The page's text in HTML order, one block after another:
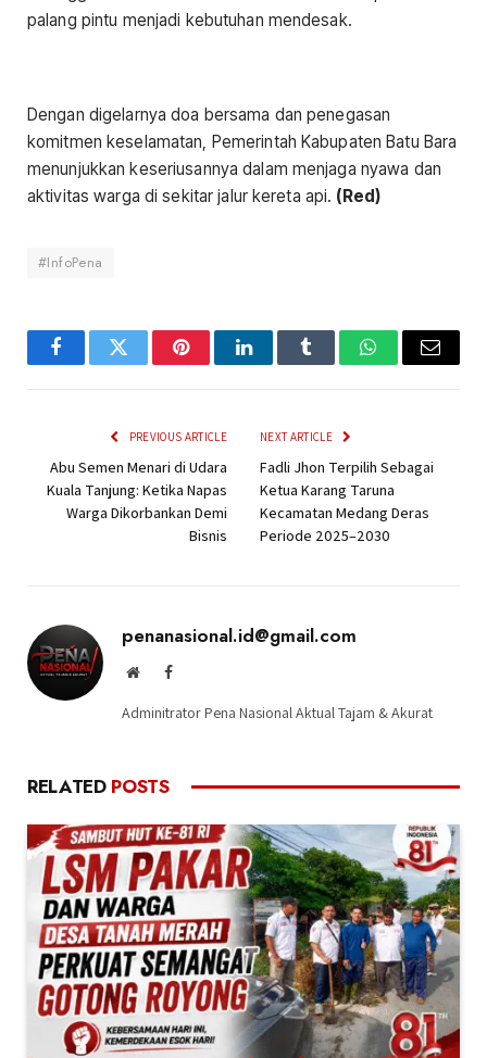
palang pintu menjadi kebutuhan mendesak.
Dengan digelarnya doa bersama dan penegasan
komitmen keselamatan, Pemerintah Kabupaten Batu Bara
menunjukkan keseriusannya dalam menjaga nyawa dan
aktivitas warga di sekitar jalur kereta api. (Red)
#InfoPena
FacebookTwitter PinterestLinkedInTumblr WhatsApp
Email
PREVIOUS ARTICLE
Abu Semen Menari di Udara
Kuala Tanjung: Ketika Napas
Warga Dikorbankan Demi
Bisnis
NEXT ARTICLE
Fadli Jhon Terpilih Sebagai
Ketua Karang Taruna
Kecamatan Medang Deras
Periode 2025–2030
penanasional.id@gmail.com
WebsiteFacebook
Adminitrator Pena Nasional Aktual Tajam & Akurat
RELATED POSTS